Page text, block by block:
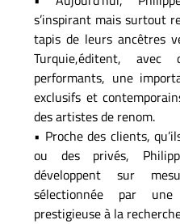
s’inspirant mais surtout
tapis de leurs ancêtres
Turquie,éditent,
performants, une
exclusifs et
des artistes de renom.
• Proche des clients,
ou des privés,
développent sur
sélectionnée par
prestigieuse à la